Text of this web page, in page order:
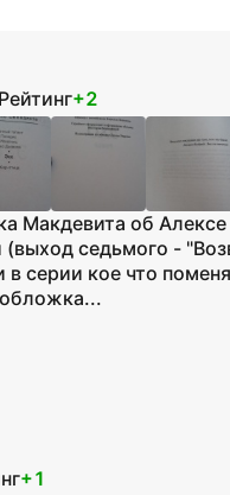
Рейтинг+2
Макдевита об
седьмого -
в серии кое что
обложка...
+1